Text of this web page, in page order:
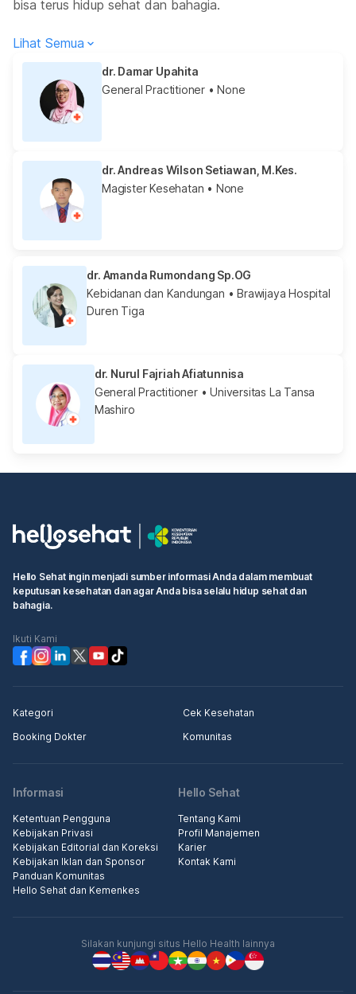
bisa terus hidup sehat dan bahagia.
Lihat Semua
dr. Damar Upahita
General Practitioner • None
dr. Andreas Wilson Setiawan, M.Kes.
Magister Kesehatan • None
dr. Amanda Rumondang Sp.OG
Kebidanan dan Kandungan • Brawijaya Hospital
Duren Tiga
dr. Nurul Fajriah Afiatunnisa
General Practitioner• Universitas La Tansa
Mashiro
Hello Sehat ingin menjadi sumber informasi Anda dalam membuat
keputusan kesehatan dan agar Anda bisa selalu hidup sehat dan
bahagia.
Ikuti Kami
Kategori
Cek Kesehatan
Booking Dokter
Komunitas
Informasi
Ketentuan Pengguna
Kebijakan Privasi
Kebijakan Editorial dan Koreksi
Kebijakan Iklan dan Sponsor
Panduan Komunitas
Hello Sehat dan Kemenkes
Hello Sehat
Tentang Kami
Profil Manajemen
Karier
Kontak Kami
Silakan kunjungi situs Hello Health lainnya